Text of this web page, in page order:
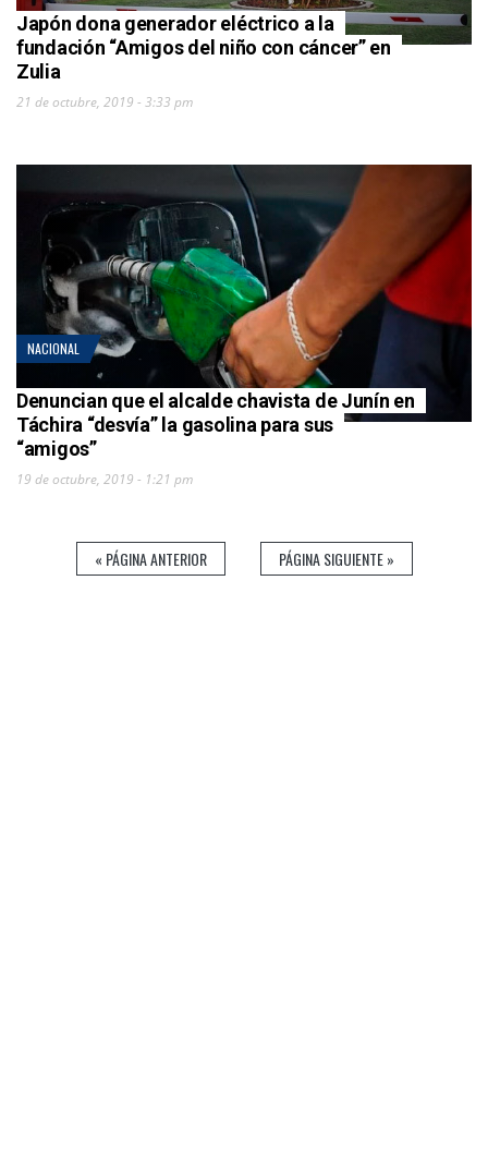
Japón dona generador eléctrico a la
fundación “Amigos del niño con cáncer” en
Zulia
21 de octubre, 2019 - 3:33 pm
NACIONAL
Denuncian que el alcalde chavista de Junín en
Táchira “desvía” la gasolina para sus
“amigos”
19 de octubre, 2019 - 1:21 pm
« PÁGINA ANTERIOR PÁGINA SIGUIENTE »